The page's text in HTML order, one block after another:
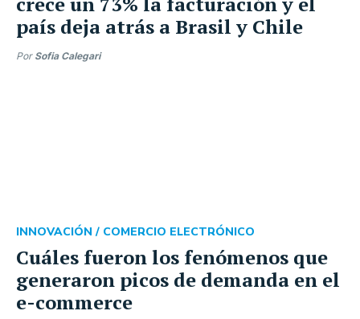
país deja atrás a Brasil y Chile
Por Sofia Calegari
Cuáles fueron los fenómenos que
generaron picos de demanda en el
e-commerce
INNOVACIÓN / COMERCIO ELECTRÓNICO